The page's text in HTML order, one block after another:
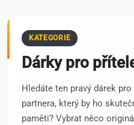
KATEGORIE
Dárky pro
Hledáte ten pravý dárek
partnera, který by ho
paměti? Vybrat něco